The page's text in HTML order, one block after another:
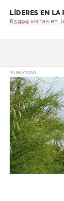
LÍDERES EN LA
63.999 visitas en
PUBLICIDAD